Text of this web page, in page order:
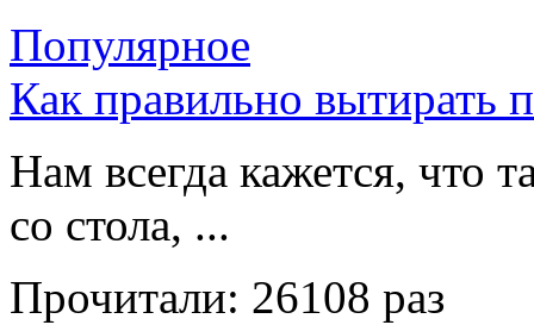
Популярное
Как правильно вытирать
Нам всегда кажется, что
со стола, ...
Прочитали: 26108 раз